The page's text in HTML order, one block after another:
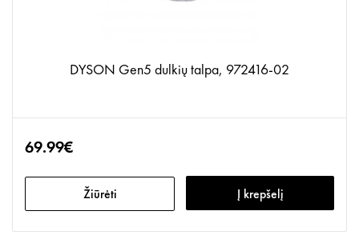
DYSON Gen5 dulkių talpa, 972416-02
69.99€
Žiūrėti Į krepšelį